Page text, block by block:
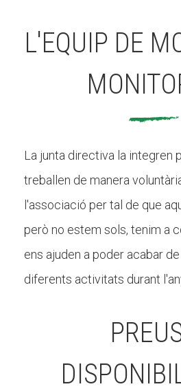
L'EQUIP DE
La junta directiva la integren
treballen de manera
l'associació per tal de que
però no estem sols, tenim a
ens ajuden a poder acabar
diferents activitats durant